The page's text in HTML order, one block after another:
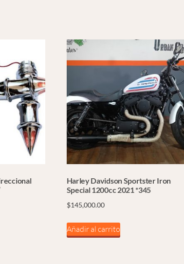
Harley Davidson Sportster Iron
Special 1200cc 2021 *345
$145,000.00
Añadir al carrito